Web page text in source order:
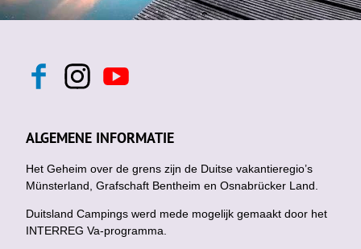
F
b
o
k
I
n
a
g
a
m
Y
o
u
b
ALGEMENE INFORMATIE
Het Geheim over de grens zijn de Duitse vakantieregio’s
Münsterland, Grafschaft Bentheim en Osnabrücker Land.
Duitsland Campings werd mede mogelijk gemaakt door het
INTERREG Va-programma.